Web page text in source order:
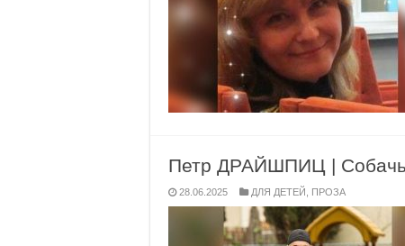
Петр ДРАЙШПИЦ |
28.06.2025 ДЛЯ ДЕТЕЙ ПРОЗА